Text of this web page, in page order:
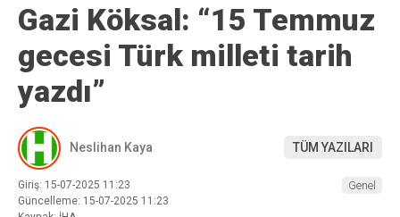
Gazi Köksal: “15 Temmuz
gecesi Türk milleti tarih
yazdı”
Neslihan Kaya TÜM YAZILARI
Giriş: 15-07-2025 11:23
Güncelleme: 15-07-2025 11:23
Genel